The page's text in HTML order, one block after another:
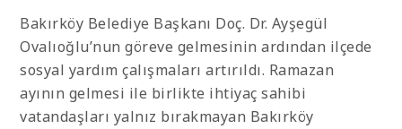
Bakırköy Belediye Başkanı Doç. Dr. Ayşegül
Ovalıoğlu’nun göreve gelmesinin ardından ilçede
sosyal yardım çalışmaları artırıldı. Ramazan
ayının gelmesi ile birlikte ihtiyaç sahibi
vatandaşları yalnız bırakmayan Bakırköy